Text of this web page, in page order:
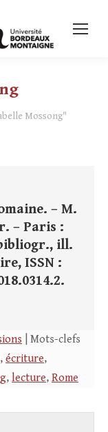
Mossong"
– M.
– Paris :
ill.
ISSN :
| Mots-clefs
, écriture,
, lecture, Rome